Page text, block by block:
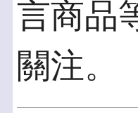
言商品
關注。